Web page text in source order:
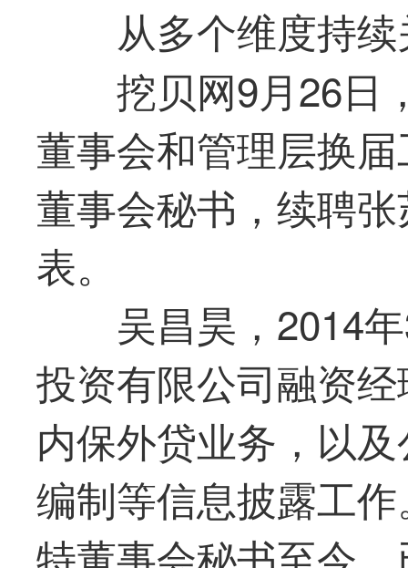
从多个维度持
挖贝网9月26日
董事会和管理层换
董事会秘书，续聘
表。
吴昌昊，2014
投资有限公司融资
内保外贷业务，以
编制等信息披露工
特董事会秘书至今